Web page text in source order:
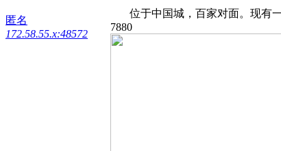
匿名
172.58.55.x:48572
位于中国城，百家对面。现有一
7880